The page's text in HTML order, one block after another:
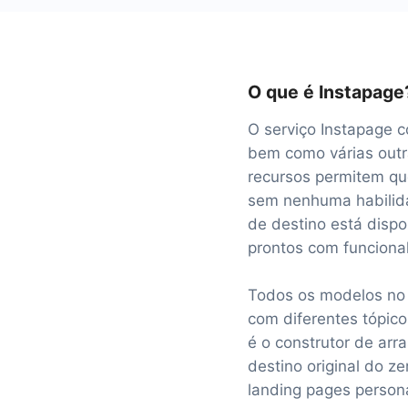
O que é
O serviço Instapage
bem como várias
recursos permitem
sem nenhuma
de destino está
prontos com
Todos os modelos
com diferentes
é o construtor de
destino original do
landing pages